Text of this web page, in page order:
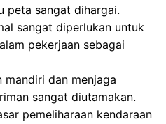
peta sangat dihargai.
sangat diperlukan untuk
pekerjaan sebagai
mandiri dan menjaga
sangat diutamakan.
pemeliharaan kendaraan